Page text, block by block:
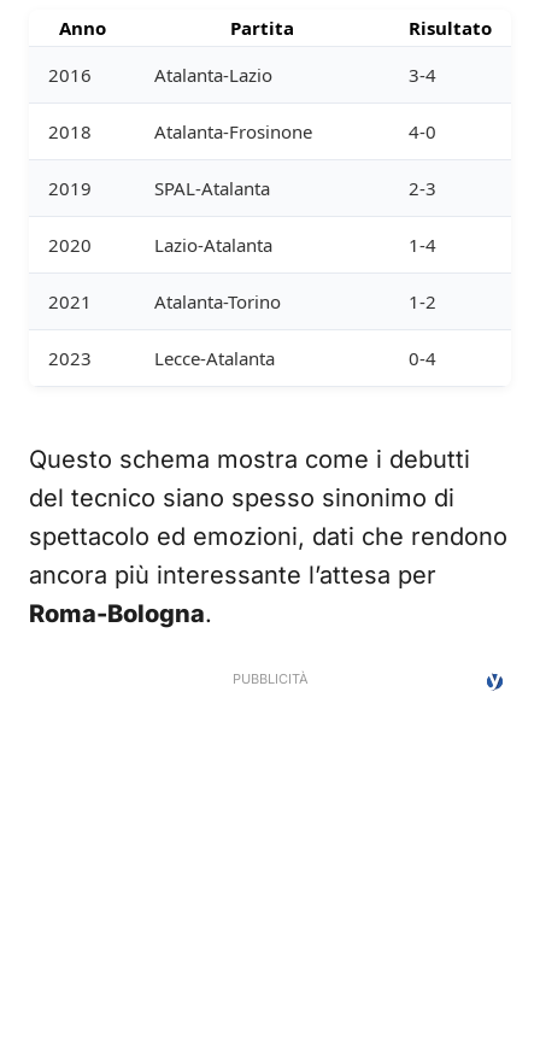
Anno Partita
Risultato
2016
Atalanta-Lazio 3-4
2018 Atalanta-Frosinone 4-0
2019 SPAL-Atalanta 2-3
2020 Lazio-Atalanta 1-4
2021 Atalanta-Torino 1-2
2023 Lecce-Atalanta 0-4
Questo schema mostra come i debutti
del tecnico siano spesso sinonimo di
spettacolo ed emozioni, dati che rendono
ancora più interessante l’attesa per
Roma-Bologna.